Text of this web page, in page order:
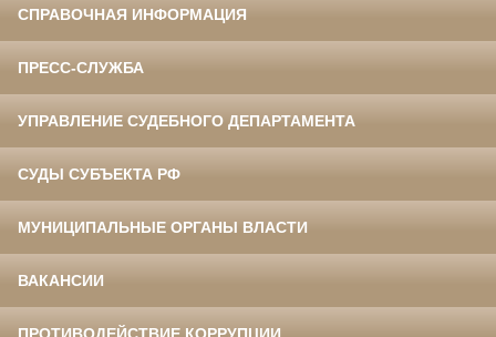
СПРАВОЧНАЯ ИНФОРМАЦИЯ
ПРЕСС-СЛУЖБА
УПРАВЛЕНИЕ СУДЕБНОГО ДЕПАРТАМЕНТА
СУДЫ СУБЪЕКТА РФ
МУНИЦИПАЛЬНЫЕ ОРГАНЫ ВЛАСТИ
ВАКАНСИИ